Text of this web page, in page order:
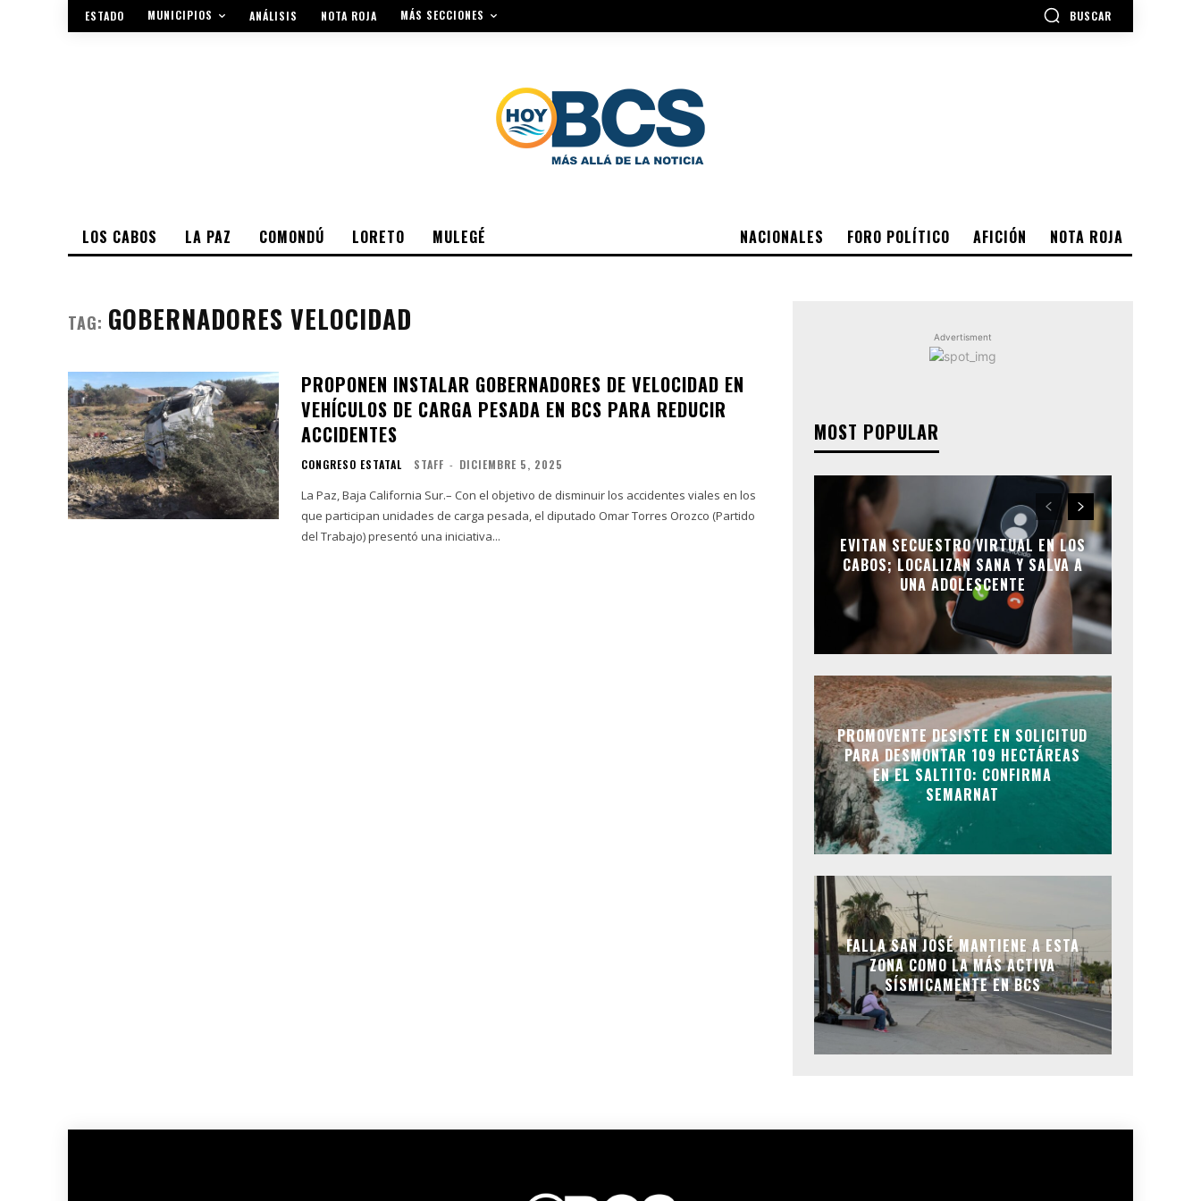
ESTADO MUNICIPIOS ANÁLISIS NOTA ROJA MÁS SECCIONES BUSCAR
NACIONALES FORO POLÍTICO AFICIÓN NOTA ROJA
LOS CABOS LA PAZ COMONDÚ LORETO MULEGÉ
TAG: GOBERNADORES VELOCIDAD
PROPONEN INSTALAR GOBERNADORES DE VELOCIDAD EN
VEHÍCULOS DE CARGA PESADA EN BCS PARA REDUCIR
ACCIDENTES
CONGRESO ESTATAL STAFF - DICIEMBRE 5, 2025
La Paz, Baja California Sur.– Con el objetivo de disminuir los accidentes viales en los
que participan unidades de carga pesada, el diputado Omar Torres Orozco (Partido
del Trabajo) presentó una iniciativa...
Advertisment
MOST POPULAR
EVITAN SECUESTRO VIRTUAL EN LOS
CABOS; LOCALIZAN SANA Y SALVA A
UNA ADOLESCENTE
PROMOVENTE DESISTE EN SOLICITUD
PARA DESMONTAR 109 HECTÁREAS
EN EL SALTITO: CONFIRMA
SEMARNAT
FALLA SAN JOSÉ MANTIENE A ESTA
ZONA COMO LA MÁS ACTIVA
SÍSMICAMENTE EN BCS